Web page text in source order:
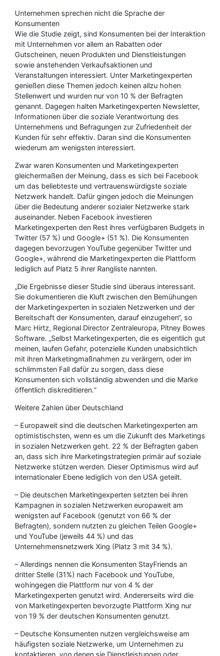
Unternehmen sprechen nicht die Sprache der
Konsumenten
Wie die Studie zeigt, sind Konsumenten bei der Interaktion
mit Unternehmen vor allem an Rabatten oder
Gutscheinen, neuen Produkten und Dienstleistungen
sowie anstehenden Verkaufsaktionen und
Veranstaltungen interessiert. Unter Marketingexperten
genießen diese Themen jedoch keinen allzu hohen
Stellenwert und wurden nur von 10 % der Befragten
genannt. Dagegen halten Marketingexperten Newsletter,
Informationen über die soziale Verantwortung des
Unternehmens und Befragungen zur Zufriedenheit der
Kunden für sehr effektiv. Daran sind die Konsumenten
wiederum am wenigsten interessiert.
Zwar waren Konsumenten und Marketingexperten
gleichermaßen der Meinung, dass es sich bei Facebook
um das beliebteste und vertrauenswürdigste soziale
Netzwerk handelt. Dafür gingen jedoch die Meinungen
über die Bedeutung anderer sozialer Netzwerke stark
auseinander. Neben Facebook investieren
Marketingexperten den Rest ihres verfügbaren Budgets in
Twitter (57 %) und Google+ (51 %). Die Konsumenten
dagegen bevorzugen YouTube gegenüber Twitter und
Google+, während die Marketingexperten die Plattform
lediglich auf Platz 5 ihrer Rangliste nannten.
„Die Ergebnisse dieser Studie sind überaus interessant.
Sie dokumentieren die Kluft zwischen den Bemühungen
der Marketingexperten in sozialen Netzwerken und der
Bereitschaft der Konsumenten, darauf einzugehen“, so
Marc Hirtz, Regional Director Zentraleuropa, Pitney Bowes
Software. „Selbst Marketingexperten, die es eigentlich gut
meinen, laufen Gefahr, potenzielle Kunden unabsichtlich
mit ihren Marketingmaßnahmen zu verärgern, oder im
schlimmsten Fall dafür zu sorgen, dass diese
Konsumenten sich vollständig abwenden und die Marke
öffentlich diskreditieren.“
Weitere Zahlen über Deutschland
– Europaweit sind die deutschen Marketingexperten am
optimistischsten, wenn es um die Zukunft des Marketings
in sozialen Netzwerken geht. 22 % der Befragten gaben
an, dass sich ihre Marketingstrategien primär auf soziale
Netzwerke stützen werden. Dieser Optimismus wird auf
internationaler Ebene lediglich von den USA geteilt.
– Die deutschen Marketingexperten setzten bei ihren
Kampagnen in sozialen Netzwerken europaweit am
wenigsten auf Facebook (genutzt von 66 % der
Befragten), sondern nutzten zu gleichen Teilen Google+
und YouTube (jeweils 44 %) und das
Unternehmensnetzwerk Xing (Platz 3 mit 34 %).
– Allerdings nennen die Konsumenten StayFriends an
dritter Stelle (31%) nach Facebook und YouTube,
wohingegen die Plattform nur von 4 % der
Marketingexperten genutzt wird. Andererseits wird die
von Marketingexperten bevorzugte Plattform Xing nur
von 19 % der deutschen Konsumenten genutzt.
– Deutsche Konsumenten nutzen vergleichsweise am
häufigsten soziale Netzwerke, um Unternehmen zu
kontaktieren, von denen sie Dienstleistungen oder